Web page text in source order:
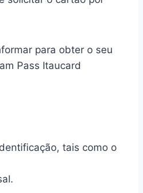
para obter o seu
Pass Itaucard
tais como o